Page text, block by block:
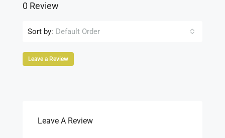
0 Review
Sort by: Default Order
Leave a Review
Leave A Review